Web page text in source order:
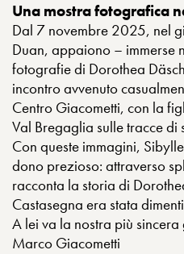
Una mostra fotografica
Dal 7 novembre 2025, nel
Duan, appaiono – immerse
fotografie di Dorothea
incontro avvenuto
Centro Giacometti, con la
Val Bregaglia sulle tracce di
Con queste immagini,
dono prezioso: attraverso
racconta la storia di
Castasegna era stata
A lei va la nostra più sincera
Marco Giacometti